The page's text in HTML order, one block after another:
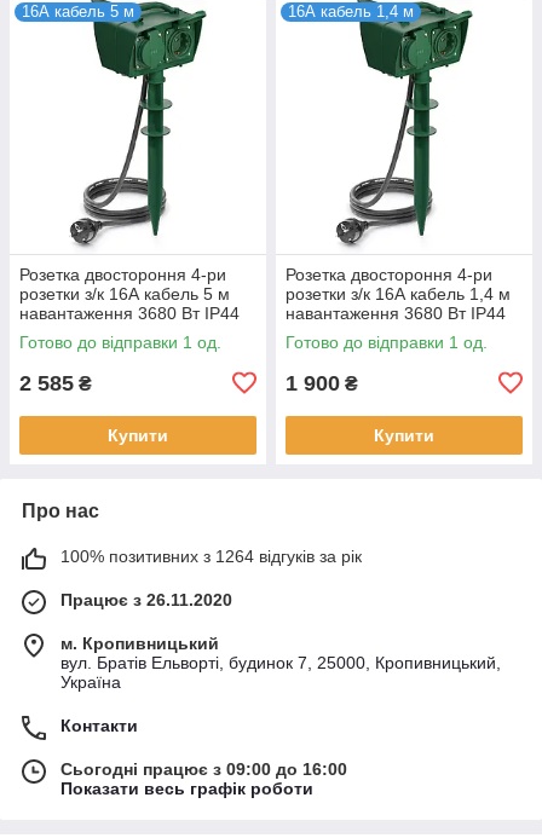
16А кабель 5 м
Розетка двостороння 4-ри
розетки з/к 16А кабель 5 м
навантаження 3680 Вт IP44
deleyCON
Готово до відправки 1 од.
2 585 ₴
Купити
16А кабель 1,4 м
Розетка двостороння 4-ри
розетки з/к 16А кабель 1,4 м
навантаження 3680 Вт IP44
deleyCON
Готово до відправки 1 од.
1 900 ₴
Купити
Про нас
100% позитивних з 1264 відгуків за рік
Працює з 26.11.2020
м. Кропивницький
вул. Братів Ельворті, будинок 7, 25000, Кропивницький,
Україна
Контакти
Сьогодні працює з 09:00 до 16:00
Показати весь графік роботи